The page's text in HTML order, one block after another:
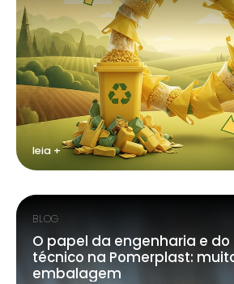
leia +
BLOG
O papel da engenharia e do
técnico na Pomerplast:
embalagem